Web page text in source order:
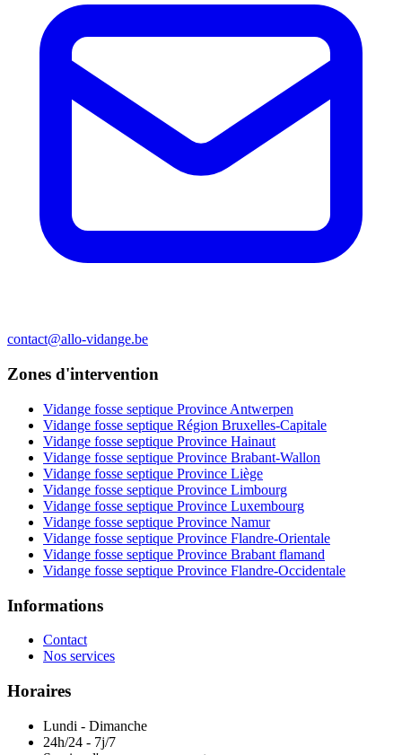
contact@allo-vidange.be
Zones d'intervention
Vidange fosse septique Province Antwerpen
Vidange fosse septique Région Bruxelles-Capitale
Vidange fosse septique Province Hainaut
Vidange fosse septique Province Brabant-Wallon
Vidange fosse septique Province Liège
Vidange fosse septique Province Limbourg
Vidange fosse septique Province Luxembourg
Vidange fosse septique Province Namur
Vidange fosse septique Province Flandre-Orientale
Vidange fosse septique Province Brabant flamand
Vidange fosse septique Province Flandre-Occidentale
Informations
Contact
Nos services
Horaires
Lundi - Dimanche
24h/24 - 7j/7